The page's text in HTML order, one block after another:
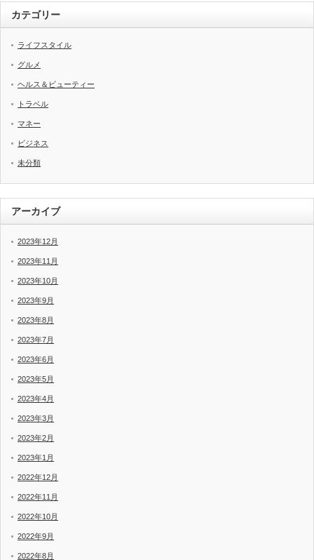
カテゴリー
ライフスタイル
グルメ
ヘルス＆ビューティー
トラベル
マネー
ビジネス
未分類
アーカイブ
2023年12月
2023年11月
2023年10月
2023年9月
2023年8月
2023年7月
2023年6月
2023年5月
2023年4月
2023年3月
2023年2月
2023年1月
2022年12月
2022年11月
2022年10月
2022年9月
2022年8月